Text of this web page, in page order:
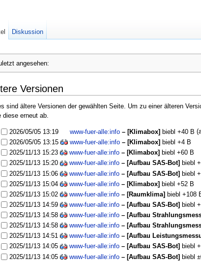
angesehen:
Versionen
sind ältere Versionen der gewählten Seite. Um zu einer älteren
diese erneut ab.
2026/05/05 13:19 www-fuer-alle:info – [Klimabox] biebl +40 B
2026/05/05 13:15
www-fuer-alle:info – [Klimabox] biebl +4 B
2025/11/13 15:23
www-fuer-alle:info – [Klimabox] biebl +60 B
2025/11/13 15:20
www-fuer-alle:info – [Aufbau SAS-Bot] biebl
2025/11/13 15:06
www-fuer-alle:info – [Aufbau SAS-Bot]biebl
2025/11/13 15:04
www-fuer-alle:info – [Klimabox] biebl +52 B
2025/11/13 15:02
www-fuer-alle:info – [Raumklima] biebl +108
2025/11/13 14:59
www-fuer-alle:info – [Aufbau SAS-Bot] biebl
2025/11/13 14:58
www-fuer-alle:info – [Aufbau
2025/11/13 14:58
www-fuer-alle:info – [Aufbau
2025/11/13 14:51
www-fuer-alle:info – [Aufbau
2025/11/13 14:05
www-fuer-alle:info – [Aufbau SAS-Bot] biebl
2025/11/13 14:05
www-fuer-alle:info – [Aufbau SAS-Bot]biebl
Diskussion